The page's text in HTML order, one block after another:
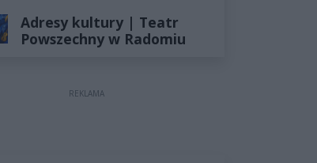
Adresy kultury | Teatr
Powszechny w Radomiu
REKLAMA